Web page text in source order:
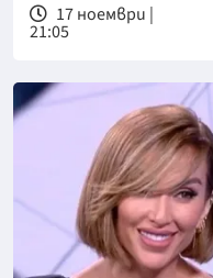
17 ноември |
21:05